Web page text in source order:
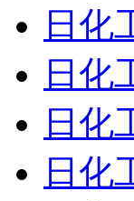
日化
日化
日化
日化